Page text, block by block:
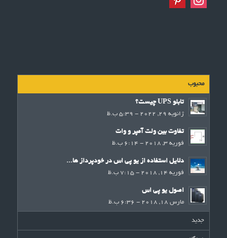
محبوب
تابلو UPS چیست؟
ژانویه 29, 2022 - 5:39 ب.ظ
تفاوت بین ولت آمپر و وات
فوریه 3, 2018 - 6:14 ب.ظ
دلایل استفاده از یو پی اس در خودپرداز ها...
فوریه 14, 2018 - 7:15 ب.ظ
اصول یو پی اس
مارس 18, 2018 - 6:36 ب.ظ
جدید